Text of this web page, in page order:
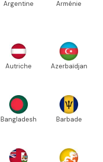
Argentine Arménie
Autriche Azerbaïdjan
Bangladesh Barbade